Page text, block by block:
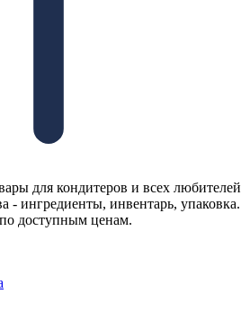
для кондитеров и всех любителей
- ингредиенты, инвентарь, упаковка.
доступным ценам.